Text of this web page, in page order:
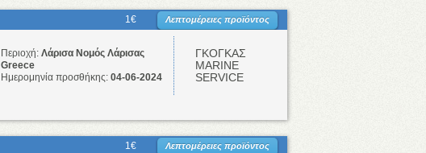
1€ Λεπτομέρειες προϊόντος
Περιοχή: Λάρισα Νομός Λάρισας
Greece
Ημερομηνία προσθήκης: 04-06-2024
ΓΚΟΓΚΑΣ
ΜΑRINE
SERVICE
1€ Λεπτομέρειες προϊόντος